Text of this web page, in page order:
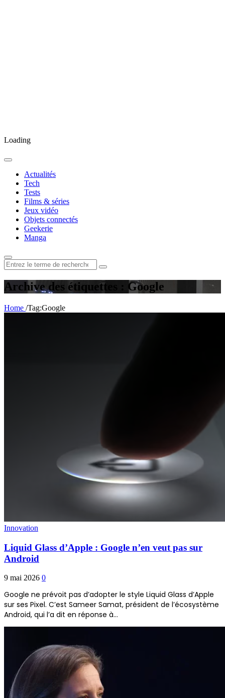
Loading
Actualités
Tech
Tests
Films & séries
Jeux vidéo
Objets connectés
Geekerie
Manga
Rechercher
:
Archive des étiquettes : Google
Home /Tag:Google
Innovation
Liquid Glass d’Apple : Google n’en veut pas sur
Android
9 mai 2026 0
Google ne prévoit pas d’adopter le style Liquid Glass d’Apple
sur ses Pixel. C’est Sameer Samat, président de l’écosystème
Android, qui l’a dit en réponse à…